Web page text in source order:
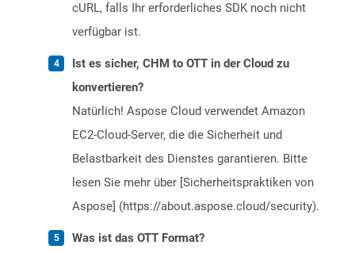
cURL, falls Ihr erforderliches SDK noch nicht
verfügbar ist.
Ist es sicher, CHM to OTT in der Cloud zu
konvertieren?
Natürlich! Aspose Cloud verwendet Amazon
EC2-Cloud-Server, die die Sicherheit und
Belastbarkeit des Dienstes garantieren. Bitte
lesen Sie mehr über [Sicherheitspraktiken von
Aspose] (https://about.aspose.cloud/security).
Was ist das OTT Format?